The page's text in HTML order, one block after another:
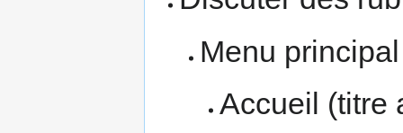
Menu principal
Accueil (titre